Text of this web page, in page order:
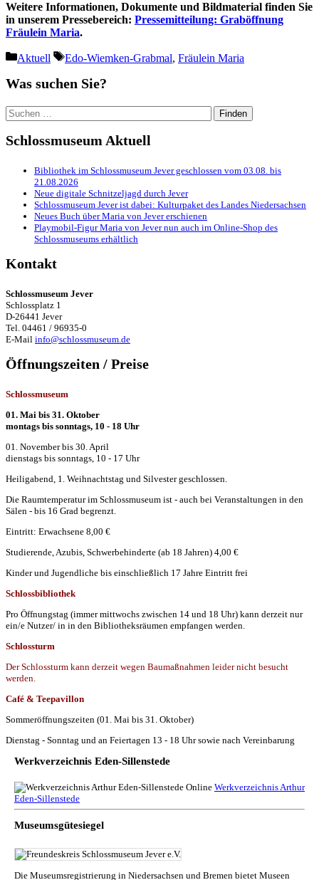
Weitere Informationen, Dokumente und Bildmaterial finden Sie
in unserem Pressebereich: Pressemitteilung: Graböffnung
Fräulein Maria.
Kategorien
Aktuell Schlagwörter
Edo-Wiemken-Grabmal, Fräulein Maria
Was suchen Sie?
Suchen
nach:
Schlossmuseum Aktuell
Bibliothek im Schlossmuseum Jever geschlossen vom 03.08. bis
21.08.2026
Neue digitale Schnitzeljagd durch Jever
Schlossmuseum Jever ist dabei: Kulturpaket des Landes Niedersachsen
Neues Buch über Maria von Jever erschienen
Playmobil-Figur Maria von Jever nun auch im Online-Shop des
Schlossmuseums erhältlich
Kontakt
Schlossmuseum Jever
Schlossplatz 1
D-26441 Jever
Tel. 04461 / 96935-0
E-Mail info@schlossmuseum.de
Öffnungszeiten / Preise
Schlossmuseum
01. Mai bis 31. Oktober
montags bis sonntags, 10 - 18 Uhr
01. November bis 30. April
dienstags bis sonntags, 10 - 17 Uhr
Heiligabend, 1. Weihnachtstag und Silvester geschlossen.
Die Raumtemperatur im Schlossmuseum ist - auch bei Veranstaltungen in den
Sälen - bis 16 Grad begrenzt.
Eintritt: Erwachsene 8,00 €
Studierende, Azubis, Schwerbehinderte (ab 18 Jahren) 4,00 €
Kinder und Jugendliche bis einschließlich 17 Jahre Eintritt frei
Schlossbibliothek
Pro Öffnungstag (immer mittwochs zwischen 14 und 18 Uhr) kann derzeit nur
ein/e Nutzer/ in in den Bibliotheksräumen empfangen werden.
Schlossturm
Der Schlossturm kann derzeit wegen Baumaßnahmen leider nicht besucht
werden.
Café & Teepavillon
Sommeröffnungszeiten (01. Mai bis 31. Oktober)
Dienstag - Sonntag und an Feiertagen 13 - 18 Uhr sowie nach Vereinbarung
Werkverzeichnis Eden-Sillenstede
Werkverzeichnis Arthur
Eden-Sillenstede
Museumsgütesiegel
Die Museumsregistrierung in Niedersachsen und Bremen bietet Museen